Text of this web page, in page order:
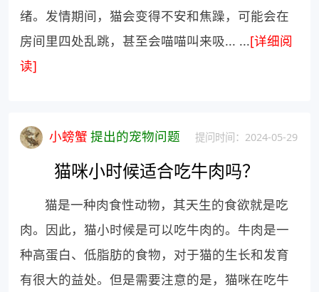
绪。发情期间，猫会变得不安和焦躁，可能会在
房间里四处乱跳，甚至会喵喵叫来吸... ...[详细阅
读]
小螃蟹 提出的宠物问题 提问时间：2024-05-29
猫咪小时候适合吃牛肉吗？
猫是一种肉食性动物，其天生的食欲就是吃
肉。因此，猫小时候是可以吃牛肉的。牛肉是一
种高蛋白、低脂肪的食物，对于猫的生长和发育
有很大的益处。但是需要注意的是，猫咪在吃牛